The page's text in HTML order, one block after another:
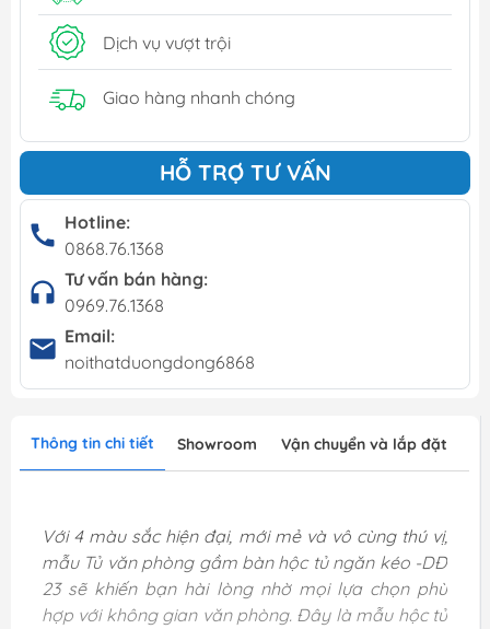
Dịch vụ vượt trội
Giao hàng nhanh chóng
HỖ TRỢ TƯ VẤN
Hotline:
0868.76.1368
Tư vấn bán hàng:
0969.76.1368
Email:
noithatduongdong6868
Thông tin chi tiết Showroom Vận chuyển và lắp đặt
Với 4 màu sắc hiện đại, mới mẻ và vô cùng thú vị,
mẫu Tủ văn phòng gầm bàn hộc tủ ngăn kéo -DĐ
23 sẽ khiến bạn hài lòng nhờ mọi lựa chọn phù
hợp với không gian văn phòng. Đây là mẫu hộc tủ